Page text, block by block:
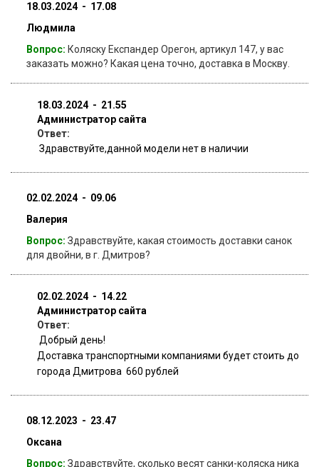
18.03.2024 - 17.08
Людмила
Вопрос: Коляску Експандер Орегон, артикул 147, у вас
заказать можно? Какая цена точно, доставка в Москву.
18.03.2024 - 21.55
Администратор сайта
Ответ:
Здравствуйте,данной модели нет в наличии
02.02.2024 - 09.06
Валерия
Вопрос: Здравствуйте, какая стоимость доставки санок
для двойни, в г. Дмитров?
02.02.2024 - 14.22
Администратор сайта
Ответ:
Добрый день!
Доставка транспортными компаниями будет стоить до
города Дмитрова 660 рублей
08.12.2023 - 23.47
Оксана
Вопрос: Здравствуйте, сколько весят санки-коляска ника